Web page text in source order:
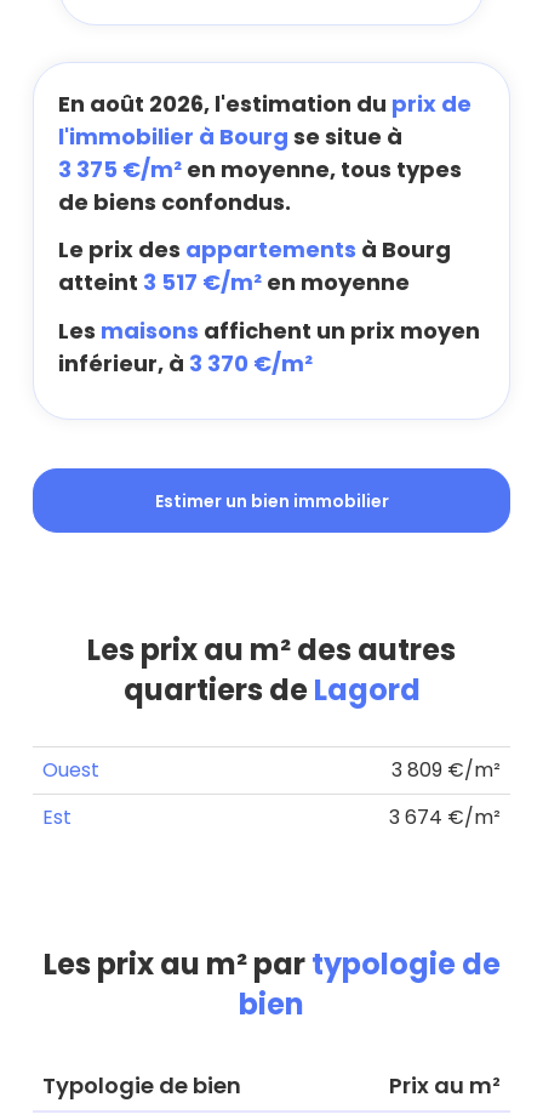
En août 2026, l'estimation du prix de
l'immobilier à Bourg se situe à
3 375 €/m² en moyenne, tous types
de biens confondus.
Le prix des appartements à Bourg
atteint 3 517 €/m² en moyenne
Les maisons affichent un prix moyen
inférieur, à 3 370 €/m²
Estimer un bien immobilier
Les prix au m² des autres
quartiers deLagord
Ouest
3 809 €/m²
Est
3 674 €/m²
Les prix au m² partypologie de
bien
Typologie de bien Prix au m²